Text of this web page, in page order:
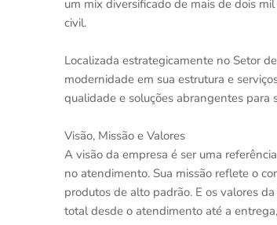
um mix diversificado de mais de dois
civil.
Localizada estrategicamente no Setor
modernidade em sua estrutura e
qualidade e soluções abrangentes para
Visão, Missão e Valores
A visão da empresa é ser uma
no atendimento. Sua missão reflete o
produtos de alto padrão. E os valores
total desde o atendimento até a